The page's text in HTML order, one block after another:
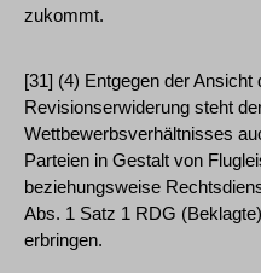
zukommt.
[31] (4) Entgegen der
Revisionserwiderung steht
Wettbewerbsverhältnisses
Parteien in Gestalt von
beziehungsweise
Abs. 1 Satz 1 RDG
erbringen.